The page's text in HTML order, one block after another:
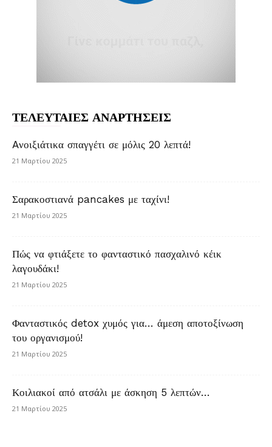
ΤΕΛΕΥΤΑΙΕΣ ΑΝΑΡΤΗΣΕΙΣ
Aνοιξιάτικα σπαγγέτι σε μόλις 20 λεπτά!
21 Μαρτίου 2025
Σαρακοστιανά pancakes με ταχίνι!
21 Μαρτίου 2025
Πώς να φτιάξετε το φανταστικό πασχαλινό κέικ
λαγουδάκι!
21 Μαρτίου 2025
Φανταστικός detox χυμός για… άμεση αποτοξίνωση
του οργανισμού!
21 Μαρτίου 2025
Κοιλιακοί από ατσάλι με άσκηση 5 λεπτών…
21 Μαρτίου 2025